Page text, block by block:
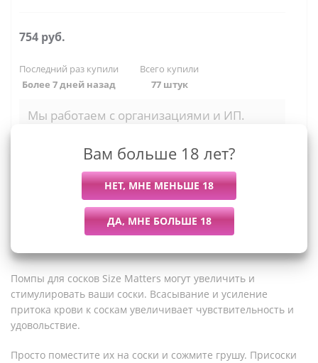
754 руб.
Последний раз купили
Более 7 дней назад
Всего купили
77 штук
Мы работаем с организациями и ИП.
Помпы для сосков Size Matters могут увеличить и
стимулировать ваши соски. Всасывание и усиление
притока крови к соскам увеличивает чувствительность и
удовольствие.
Просто поместите их на соски и сожмите грушу. Присоски
Вам больше 18 лет?